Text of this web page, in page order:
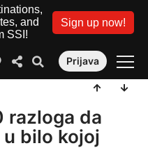
and
SSI!
Sign up now!
Prijava
razloga da
bilo kojoj